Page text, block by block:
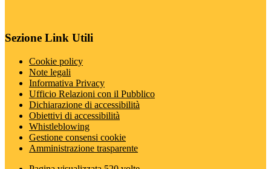
Sezione Link Utili
Cookie policy
Note legali
Informativa Privacy
Ufficio Relazioni con il Pubblico
Dichiarazione di accessibilità
Obiettivi di accessibilità
Whistleblowing
Gestione consensi cookie
Amministrazione trasparente